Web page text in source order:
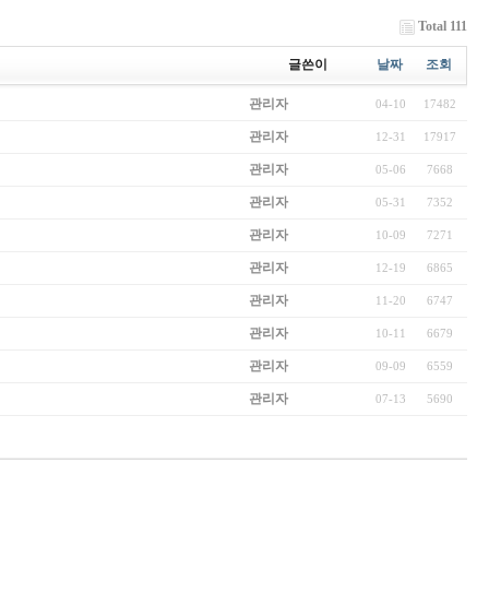
Total 111
글쓴이 날짜 조회
관리자 04-10 17482
관리자 12-31 17917
관리자 05-06 7668
관리자 05-31 7352
관리자 10-09 7271
관리자 12-19 6865
관리자 11-20 6747
관리자 10-11 6679
관리자 09-09 6559
관리자 07-13 5690